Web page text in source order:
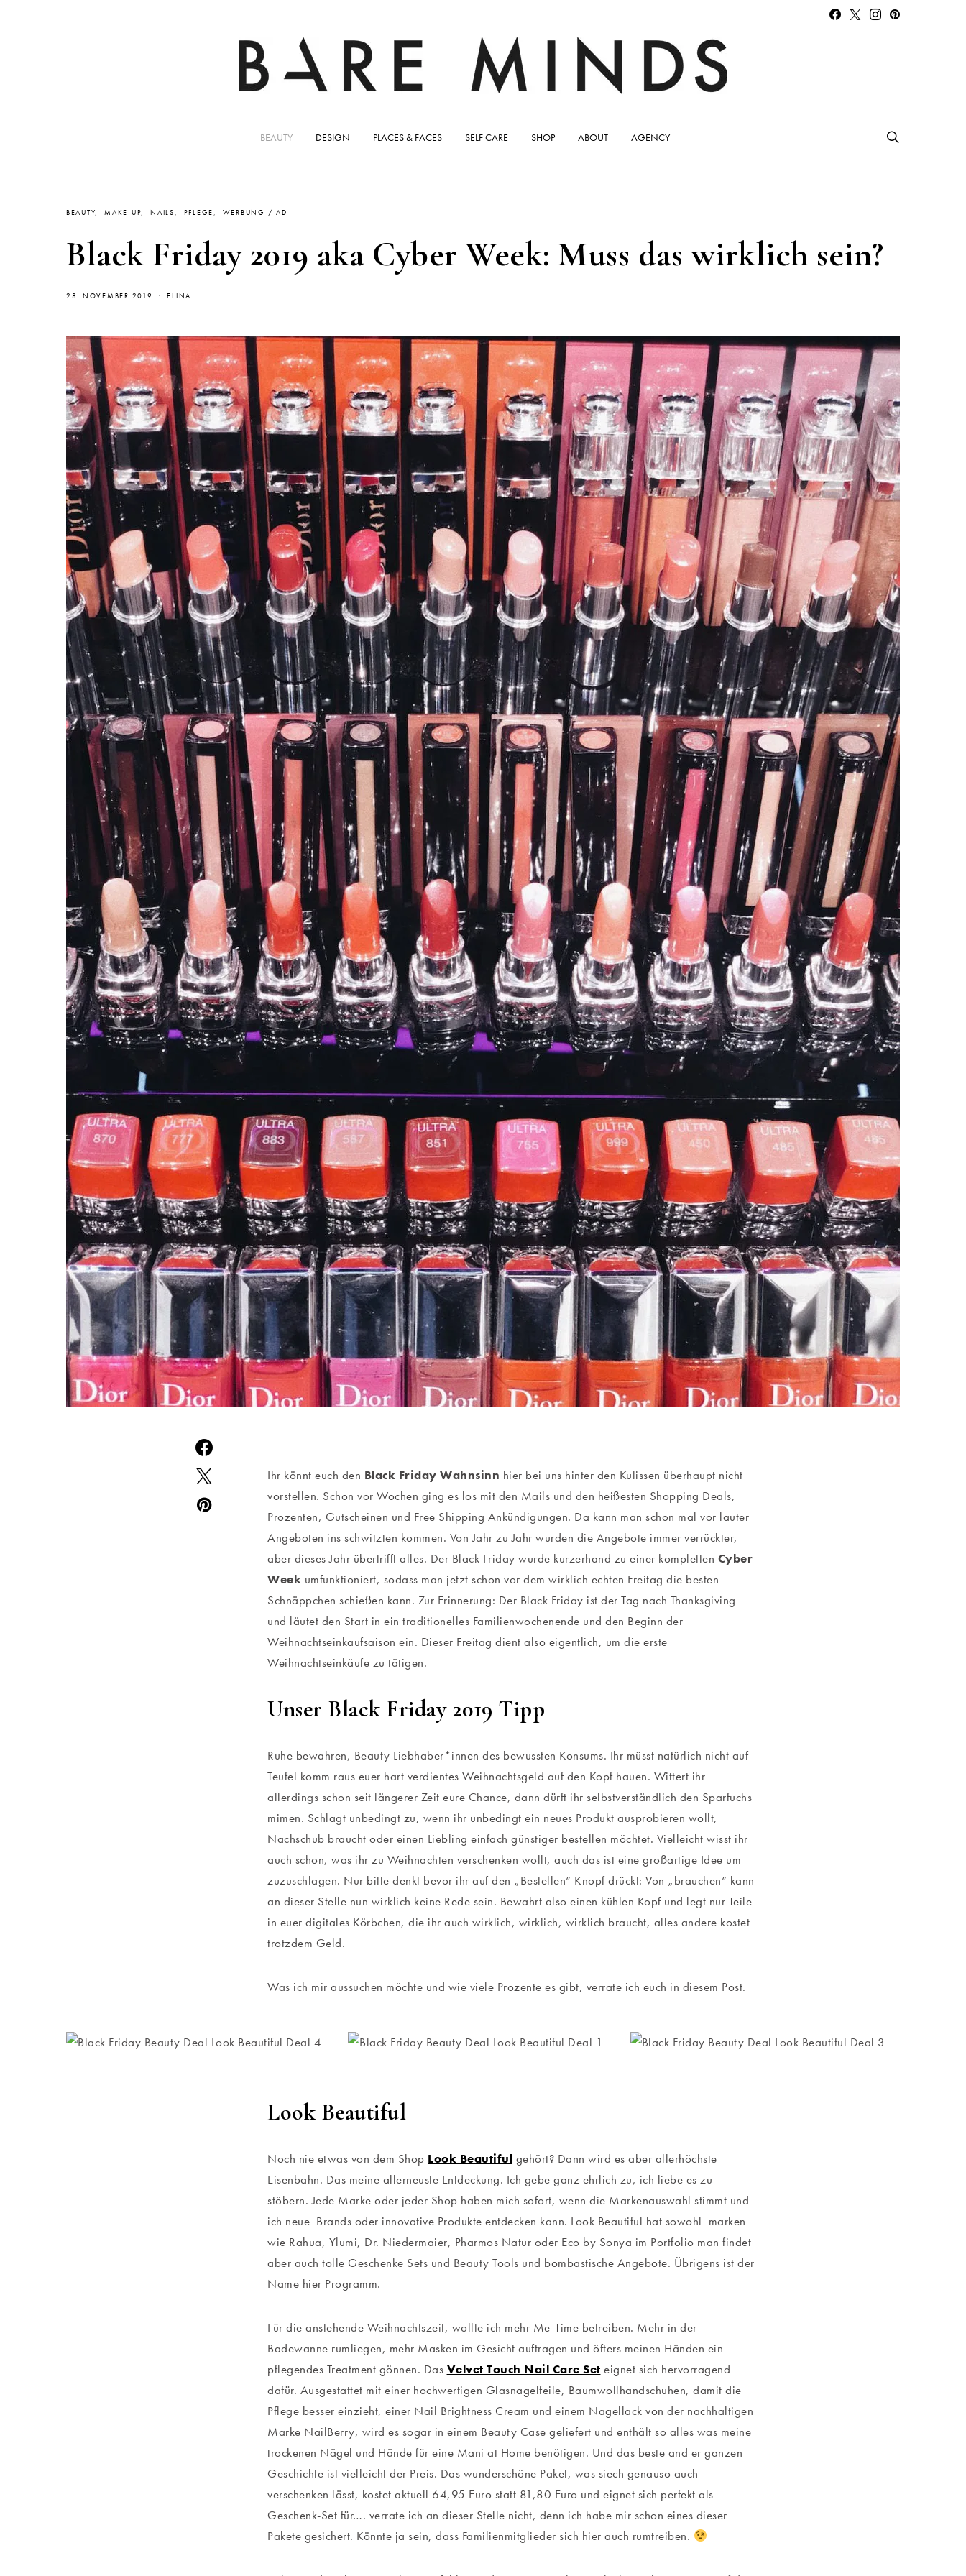
BEAUTY DESIGN PLACES & FACES SELF CARE SHOP ABOUT AGENCY
BEAUTY MAKE-UP NAILS PFLEGE WERBUNG / AD
Black Friday 2019 aka Cyber Week: Muss das wirklich sein?
28. NOVEMBER 2019 ELINA
Ihr könnt euch den Black Friday Wahnsinn hier bei uns hinter den Kulissen überhaupt nicht
vorstellen. Schon vor Wochen ging es los mit den Mails und den heißesten Shopping Deals,
Prozenten, Gutscheinen und Free Shipping Ankündigungen. Da kann man schon mal vor lauter
Angeboten ins schwitzten kommen. Von Jahr zu Jahr wurden die Angebote immer verrückter,
aber dieses Jahr übertrifft alles. Der Black Friday wurde kurzerhand zu einer kompletten Cyber
Week umfunktioniert, sodass man jetzt schon vor dem wirklich echten Freitag die besten
Schnäppchen schießen kann. Zur Erinnerung: Der Black Friday ist der Tag nach Thanksgiving
und läutet den Start in ein traditionelles Familienwochenende und den Beginn der
Weihnachtseinkaufsaison ein. Dieser Freitag dient also eigentlich, um die erste
Weihnachtseinkäufe zu tätigen.
Unser Black Friday 2019 Tipp
Ruhe bewahren, Beauty Liebhaber*innen des bewussten Konsums. Ihr müsst natürlich nicht auf
Teufel komm raus euer hart verdientes Weihnachtsgeld auf den Kopf hauen. Wittert ihr
allerdings schon seit längerer Zeit eure Chance, dann dürft ihr selbstverständlich den Sparfuchs
mimen. Schlagt unbedingt zu, wenn ihr unbedingt ein neues Produkt ausprobieren wollt,
Nachschub braucht oder einen Liebling einfach günstiger bestellen möchtet. Vielleicht wisst ihr
auch schon, was ihr zu Weihnachten verschenken wollt, auch das ist eine großartige Idee um
zuzuschlagen. Nur bitte denkt bevor ihr auf den „Bestellen“ Knopf drückt: Von „brauchen“ kann
an dieser Stelle nun wirklich keine Rede sein. Bewahrt also einen kühlen Kopf und legt nur Teile
in euer digitales Körbchen, die ihr auch wirklich, wirklich, wirklich braucht, alles andere kostet
trotzdem Geld.
Was ich mir aussuchen möchte und wie viele Prozente es gibt, verrate ich euch in diesem Post.
Look Beautiful
Noch nie etwas von dem Shop Look Beautiful gehört? Dann wird es aber allerhöchste
Eisenbahn. Das meine allerneuste Entdeckung. Ich gebe ganz ehrlich zu, ich liebe es zu
stöbern. Jede Marke oder jeder Shop haben mich sofort, wenn die Markenauswahl stimmt und
ich neue Brands oder innovative Produkte entdecken kann. Look Beautiful hat sowohl marken
wie Rahua, Ylumi, Dr. Niedermaier, Pharmos Natur oder Eco by Sonya im Portfolio man findet
aber auch tolle Geschenke Sets und Beauty Tools und bombastische Angebote. Übrigens ist der
Name hier Programm.
Für die anstehende Weihnachtszeit, wollte ich mehr Me-Time betreiben. Mehr in der
Badewanne rumliegen, mehr Masken im Gesicht auftragen und öfters meinen Händen ein
pflegendes Treatment gönnen. Das Velvet Touch Nail Care Set eignet sich hervorragend
dafür. Ausgestattet mit einer hochwertigen Glasnagelfeile, Baumwollhandschuhen, damit die
Pflege besser einzieht, einer Nail Brightness Cream und einem Nagellack von der nachhaltigen
Marke NailBerry, wird es sogar in einem Beauty Case geliefert und enthält so alles was meine
trockenen Nägel und Hände für eine Mani at Home benötigen. Und das beste and er ganzen
Geschichte ist vielleicht der Preis. Das wunderschöne Paket, was siech genauso auch
verschenken lässt, kostet aktuell 64,95 Euro statt 81,80 Euro und eignet sich perfekt als
Geschenk-Set für…. verrate ich an dieser Stelle nicht, denn ich habe mir schon eines dieser
Pakete gesichert. Könnte ja sein, dass Familienmitglieder sich hier auch rumtreiben.